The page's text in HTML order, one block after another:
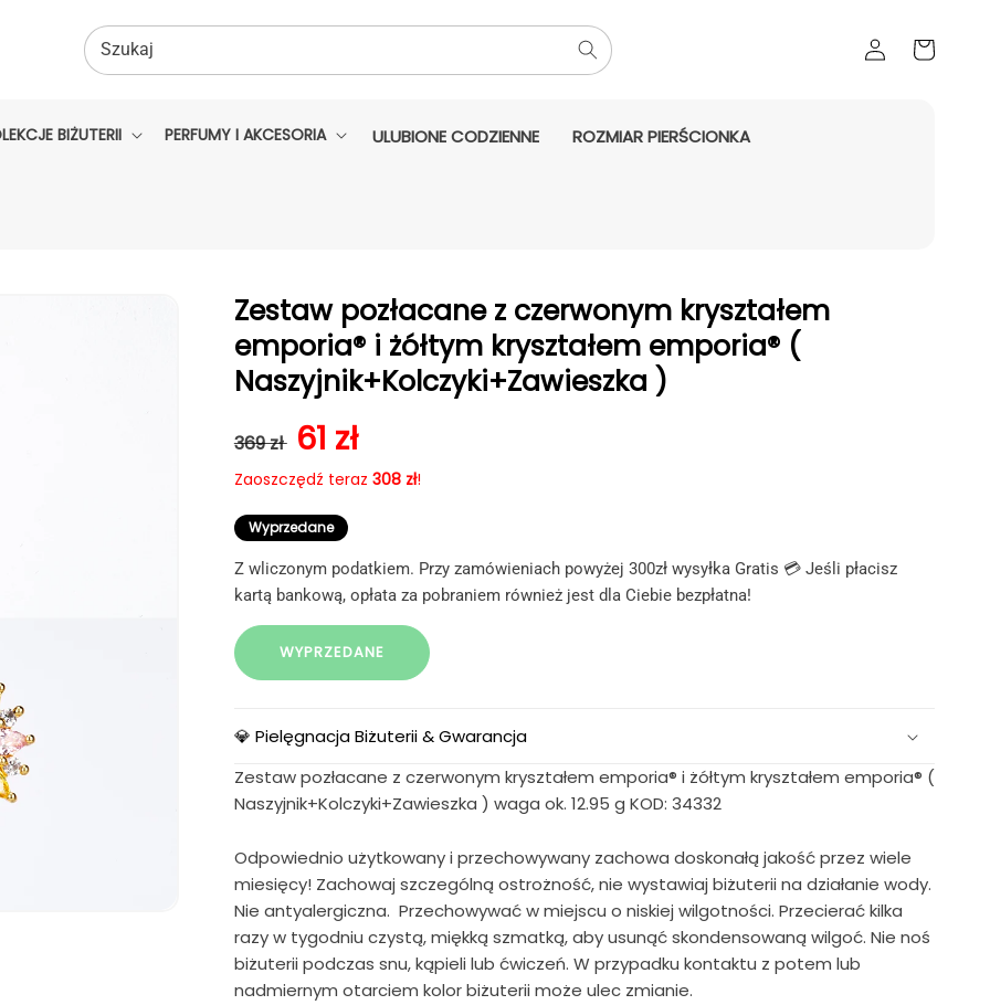
Zaloguj
się
Koszyk
Szukaj
BIŻUTERII PERFUMY I AKCESORIA ULUBIONE CODZIENNE ROZMIAR PIERŚCIONKA
Zestaw pozłacane z czerwonym kryształem
emporia® i żółtym kryształem emporia® (
Naszyjnik+Kolczyki+Zawieszka )
Cena regularna
369 złCena sprzedaży
61 zł
Zaoszczędź teraz 308 zł!
Wyprzedane
Z wliczonym podatkiem. Przy zamówieniach powyżej 300zł wysyłka Gratis 💳 Jeśli płacisz
kartą bankową, opłata za pobraniem również jest dla Ciebie bezpłatna!
WYPRZEDANE
💎 Pielęgnacja Biżuterii & Gwarancja
Zestaw pozłacane z czerwonym kryształem emporia® i żółtym kryształem emporia® (
Naszyjnik+Kolczyki+Zawieszka ) waga ok. 12.95 g KOD: 34332
Odpowiednio użytkowany i przechowywany zachowa doskonałą jakość przez wiele
miesięcy! Zachowaj szczególną ostrożność, nie wystawiaj biżuterii na działanie wody.
Nie antyalergiczna. Przechowywać w miejscu o niskiej wilgotności. Przecierać kilka
razy w tygodniu czystą, miękką szmatką, aby usunąć skondensowaną wilgoć. Nie noś
biżuterii podczas snu, kąpieli lub ćwiczeń. W przypadku kontaktu z potem lub
nadmiernym otarciem kolor biżuterii może ulec zmianie.